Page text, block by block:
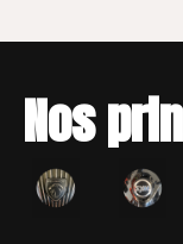
Nos